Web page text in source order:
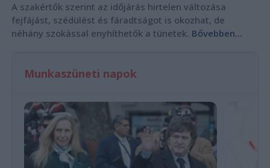
A szakértők szerint az időjárás hirtelen változása
fejfájást, szédülést és fáradtságot is okozhat, de
néhány szokással enyhíthetők a tünetek. Bővebben...
Munkaszüneti napok